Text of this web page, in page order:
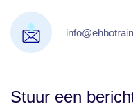
Stuur een